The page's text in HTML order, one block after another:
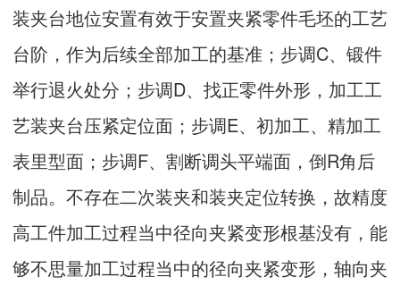
装夹台地位安置有效于安置夹紧零件毛坯的工艺
台阶，作为后续全部加工的基准；步调C、锻件
举行退火处分；步调D、找正零件外形，加工工
艺装夹台压紧定位面；步调E、初加工、精加工
表里型面；步调F、割断调头平端面，倒R角后
制品。不存在二次装夹和装夹定位转换，故精度
高工件加工过程当中径向夹紧变形根基没有，能
够不思量加工过程当中的径向夹紧变形，轴向夹